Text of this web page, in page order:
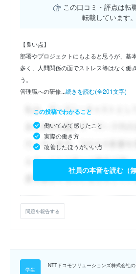
この口コミ・評点は転
転載しています。
【良い点】
部署やプロジェクトにもよると思うが、基
多く、人間関係の面でストレス等はなく働
う。
管理職への研修...続きを読む(全201文字)
この投稿でわかること
働いてみて感じたこと
実際の働き方
改善したほうがいい点
社員の本音を読む（無
問題を報告する
NTTドコモソリューションズ株式会社